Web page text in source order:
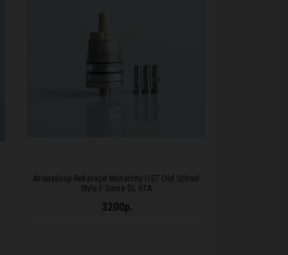
Атомайзер Rekavape Monarchy OST Old School
Style F Dama DL RTA
3200р.